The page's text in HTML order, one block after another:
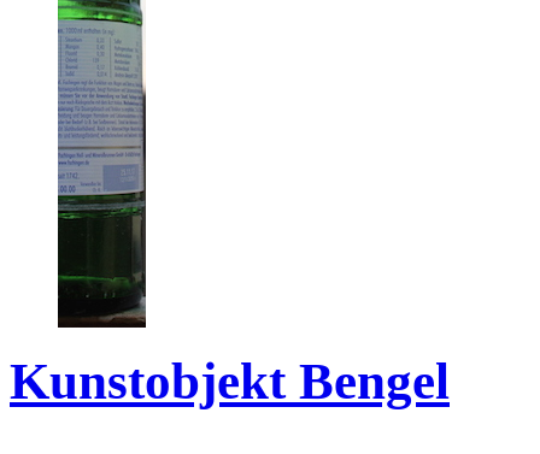
Kunstobjekt Bengel